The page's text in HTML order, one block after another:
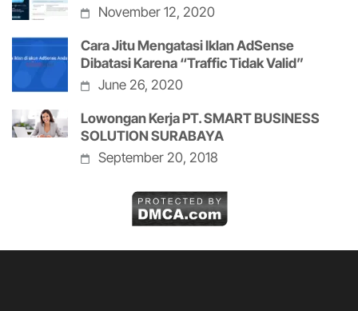
November 12, 2020
Cara Jitu Mengatasi Iklan AdSense
Dibatasi Karena “Traffic Tidak Valid”
June 26, 2020
Lowongan Kerja PT. SMART BUSINESS
SOLUTION SURABAYA
September 20, 2018